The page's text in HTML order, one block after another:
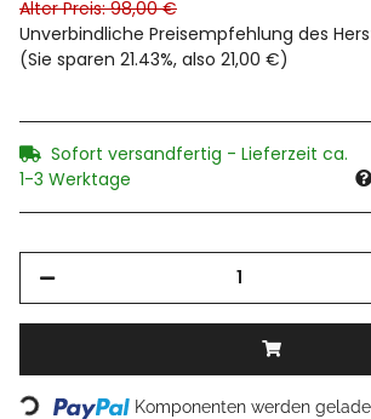
Alter Preis: 98,00 €
Unverbindliche Preisempfehlung des
(Sie sparen 21.43%, also 21,00 €)
Sofort versandfertig - Lieferzeit ca.
1-3 Werktage
Loading... Komponenten werden